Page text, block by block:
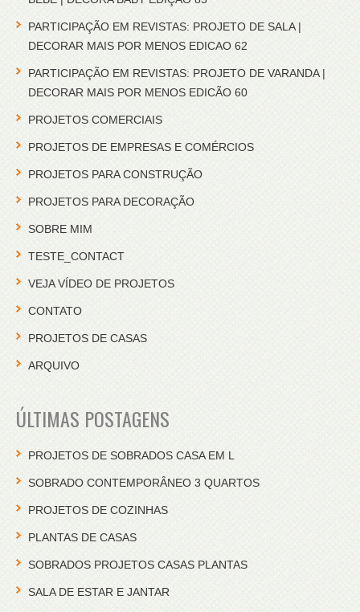
PARTICIPAÇÃO EM REVISTAS: PROJETO DE SALA |
DECORAR MAIS POR MENOS EDICAO 62
PARTICIPAÇÃO EM REVISTAS: PROJETO DE VARANDA |
DECORAR MAIS POR MENOS EDICÃO 60
PROJETOS COMERCIAIS
PROJETOS DE EMPRESAS E COMÉRCIOS
PROJETOS PARA CONSTRUÇÃO
PROJETOS PARA DECORAÇÃO
SOBRE MIM
TESTE_CONTACT
VEJA VÍDEO DE PROJETOS
CONTATO
PROJETOS DE CASAS
ARQUIVO
ÚLTIMAS POSTAGENS
PROJETOS DE SOBRADOS CASA EM L
SOBRADO CONTEMPORÂNEO 3 QUARTOS
PROJETOS DE COZINHAS
PLANTAS DE CASAS
SOBRADOS PROJETOS CASAS PLANTAS
SALA DE ESTAR E JANTAR